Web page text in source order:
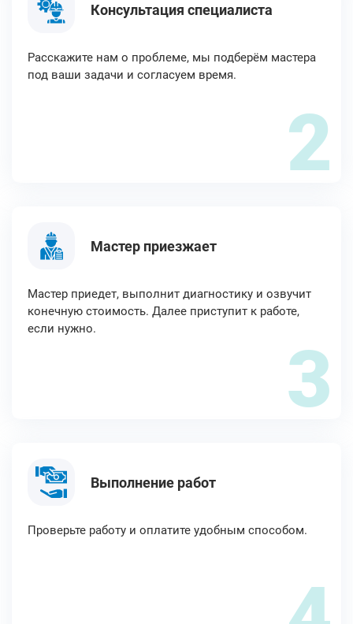
Консультация специалиста
Расскажите нам о проблеме, мы подберём мастера
под ваши задачи и согласуем время.
2
Мастер приезжает
Мастер приедет, выполнит диагностику и озвучит
конечную стоимость. Далее приступит к работе,
если нужно.
3
Выполнение работ
Проверьте работу и оплатите удобным способом.